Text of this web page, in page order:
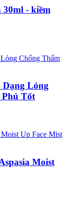
- kiềm
Dạng Lỏng
Phủ Tốt
Moist